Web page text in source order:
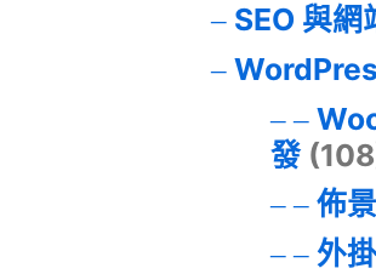
SEO 與網
發
佈
外